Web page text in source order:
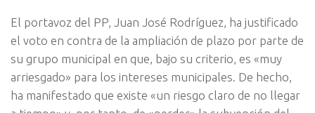
El portavoz del PP, Juan José Rodríguez, ha justificado
el voto en contra de la ampliación de plazo por parte de
su grupo municipal en que, bajo su criterio, es «muy
arriesgado» para los intereses municipales. De hecho,
ha manifestado que existe «un riesgo claro de no llegar